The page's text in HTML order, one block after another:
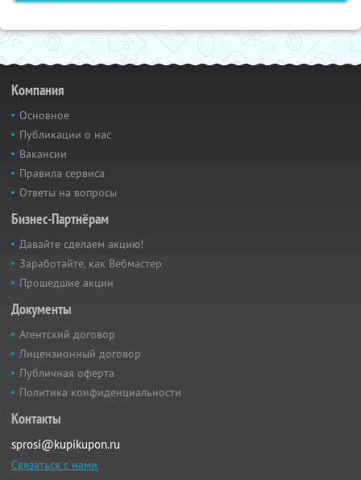
Компания
Основное
Публикации о нас
Вакансии
Правила сервиса
Ответы на вопросы
Бизнес-Партнёрам
Давайте сделаем акцию!
Заработайте, как Вебмастер
Прошедшие акции
Документы
Агентский договор
Лицензионный договор
Публичная оферта
Политика конфиденциальности
Контакты
sprosi@kupikupon.ru
Связаться с нами